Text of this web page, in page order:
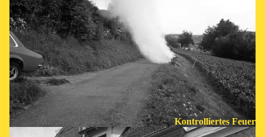
Kontrolliertes Feuer